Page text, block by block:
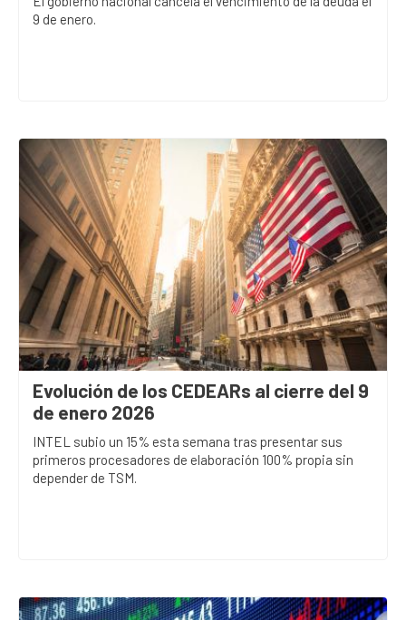
9 de enero.
Evolución de los CEDEARs al cierre del 9
de enero 2026
INTEL subio un 15% esta semana tras presentar sus
primeros procesadores de elaboración 100% propia sin
depender de TSM.